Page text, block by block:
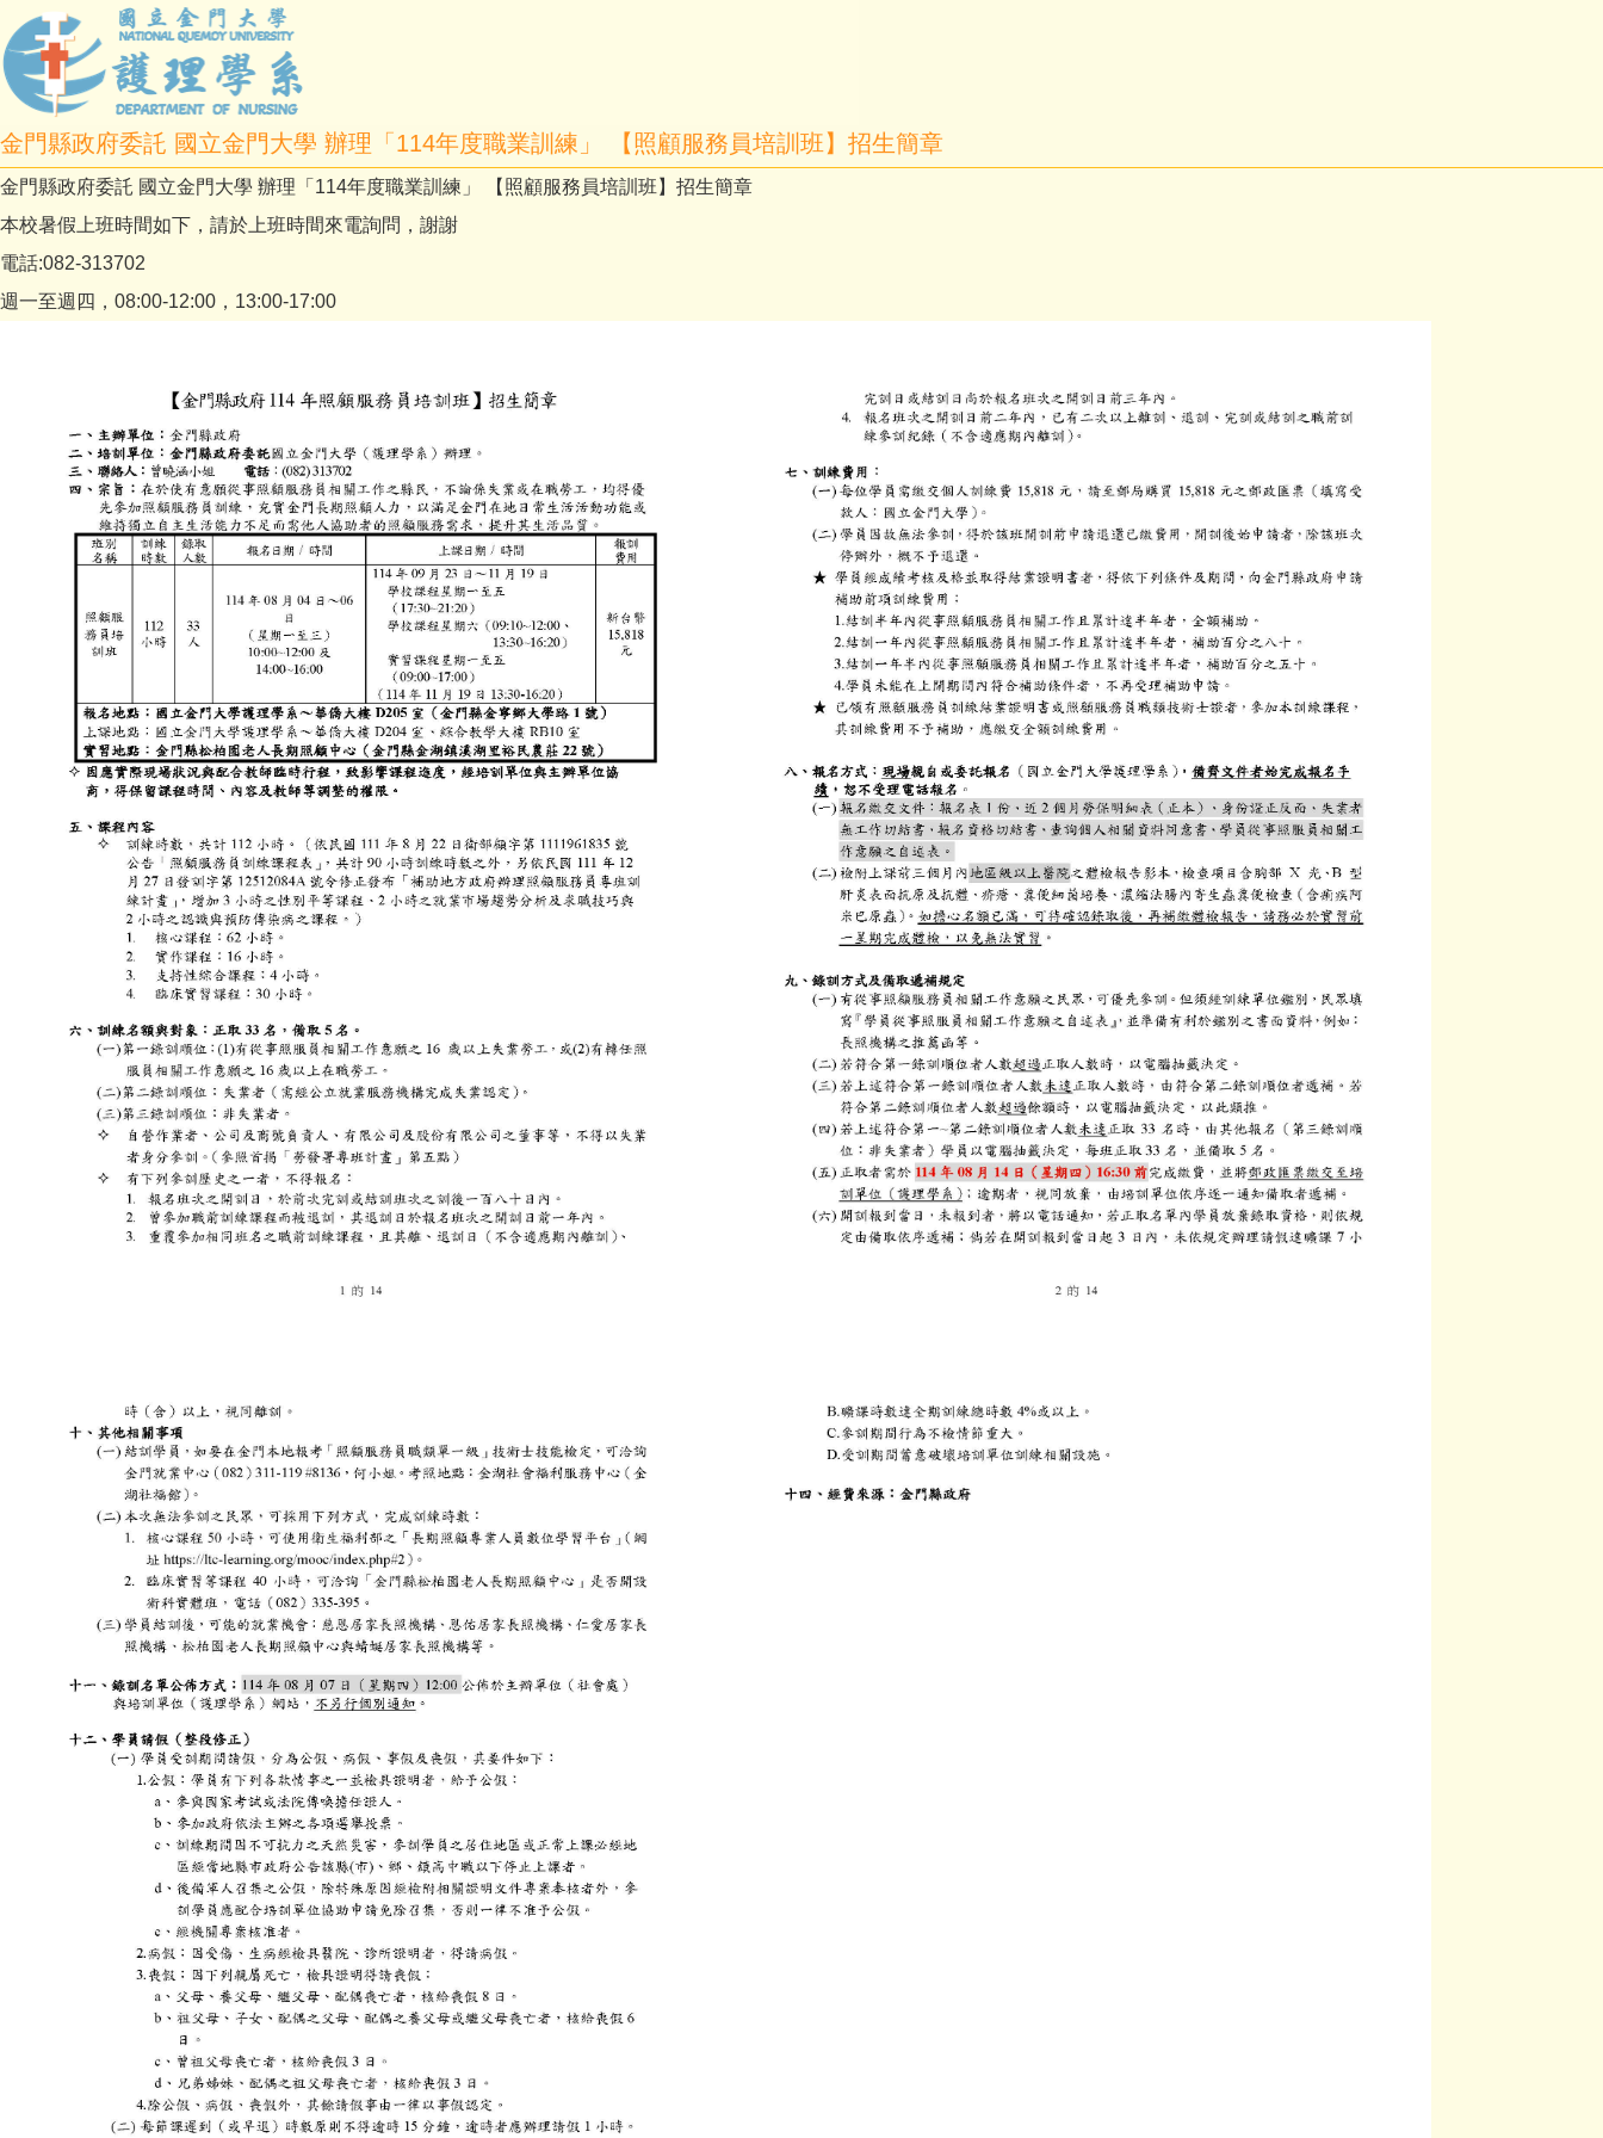
金門縣政府委託 國立金門大學 辦理「114年度職業訓練」 【照顧服務員培訓班】招生簡章
金門縣政府委託 國立金門大學 辦理「114年度職業訓練」 【照顧服務員培訓班】招生簡章
本校暑假上班時間如下，請於上班時間來電詢問，謝謝
電話:082-313702
週一至週四，08:00-12:00，13:00-17:00